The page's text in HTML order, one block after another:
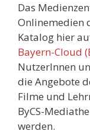
Das
Onlinemedien
Katalog hier
Bayern-Cloud
NutzerInnen
die Angebote
Filme und
ByCS-
werden.